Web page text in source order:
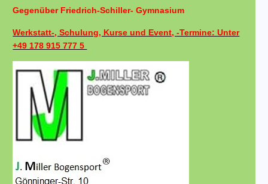
Gegenüber Friedrich-Schiller- Gymnasium
Werkstatt-, Schulung, Kurse und Event, -Termine: Unter
+49 178 915 777 5